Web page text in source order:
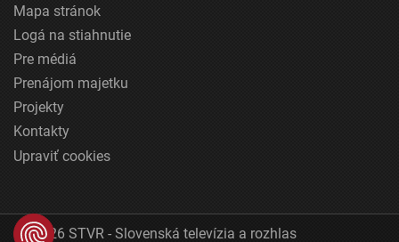
Mapa stránok
Logá na stiahnutie
Pre médiá
Prenájom majetku
Projekty
Kontakty
Upraviť cookies
© 2026 STVR - Slovenská televízia a rozhlas